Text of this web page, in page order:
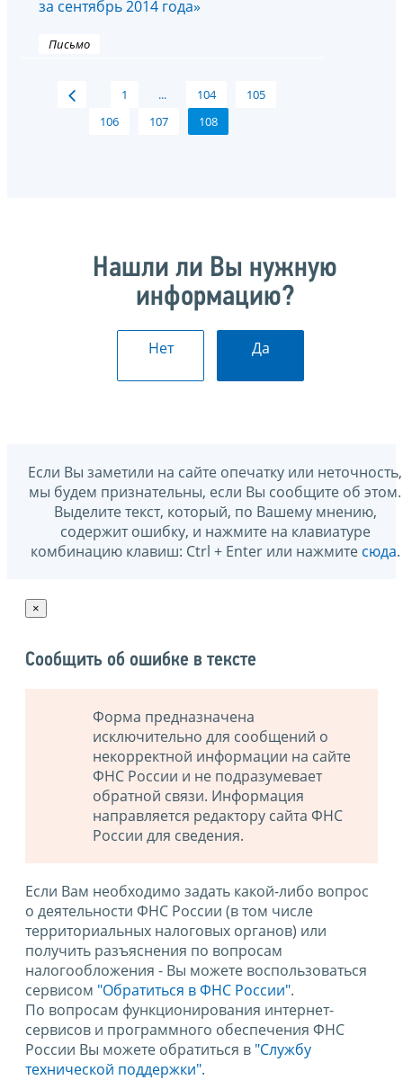
за сентябрь 2014 года»
Письмо
1 ... 104
105
106
107 108
Нашли ли Вы нужную
информацию?
Нет Да
Если Вы заметили на сайте опечатку или неточность,
мы будем признательны, если Вы сообщите об этом.
Выделите текст, который, по Вашему мнению,
содержит ошибку, и нажмите на клавиатуре
комбинацию клавиш: Ctrl + Enter или нажмите сюда.
×
Сообщить об ошибке в тексте
Форма предназначена
исключительно для сообщений о
некорректной информации на сайте
ФНС России и не подразумевает
обратной связи. Информация
направляется редактору сайта ФНС
России для сведения.
Если Вам необходимо задать какой-либо вопрос
о деятельности ФНС России (в том числе
территориальных налоговых органов) или
получить разъяснения по вопросам
налогообложения - Вы можете воспользоваться
сервисом "Обратиться в ФНС России".
По вопросам функционирования интернет-
сервисов и программного обеспечения ФНС
России Вы можете обратиться в "Службу
технической поддержки".